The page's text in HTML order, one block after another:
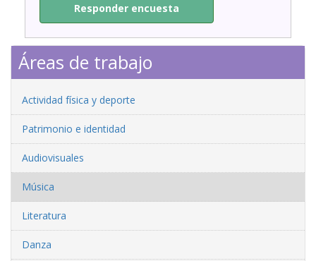
Responder encuesta
Áreas de trabajo
Actividad física y deporte
Patrimonio e identidad
Audiovisuales
Música
Literatura
Danza